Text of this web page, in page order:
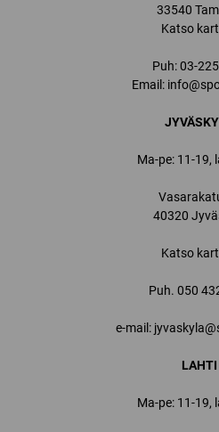
33540
Katso
Puh:03-
Email:
Ma-pe: 11-19,
40320
Katso
Puh. 050
e-mail:
LAHTI
Ma-pe: 11-19,